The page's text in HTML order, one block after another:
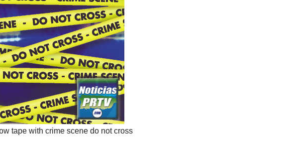
tape with crime scene do not cross